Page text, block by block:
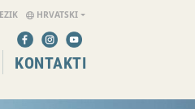
HRVATSKI
KONTAKTI